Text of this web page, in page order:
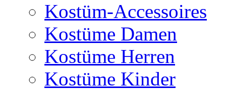
Kostüm-Accessoires
Kostüme Damen
Kostüme Herren
Kostüme Kinder